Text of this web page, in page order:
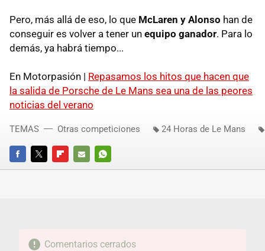
Pero, más allá de eso, lo que McLaren y Alonso han de
conseguir es volver a tener un equipo ganador. Para lo
demás, ya habrá tiempo...
En Motorpasión | Repasamos los hitos que hacen que
la salida de Porsche de Le Mans sea una de las peores
noticias del verano
FACEBOOKTWITTERFLIPBOARD
E-
WHATSAPP
TEMAS Otras competiciones 24 Horas de Le Mans
Comentarios cerrados